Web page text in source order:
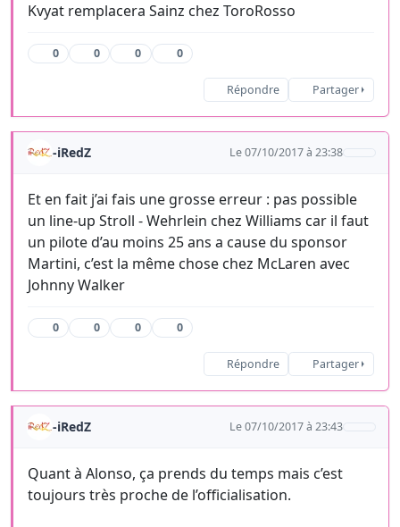
Kvyat remplacera Sainz chez ToroRosso
0 0 0 0
Répondre Partager
-iRedZ Le 07/10/2017 à 23:38
Et en fait j’ai fais une grosse erreur : pas possible
un line-up Stroll - Wehrlein chez Williams car il faut
un pilote d’au moins 25 ans a cause du sponsor
Martini, c’est la même chose chez McLaren avec
Johnny Walker
0 0 0 0
Répondre Partager
-iRedZ Le 07/10/2017 à 23:43
Quant à Alonso, ça prends du temps mais c’est
toujours très proche de l’officialisation.